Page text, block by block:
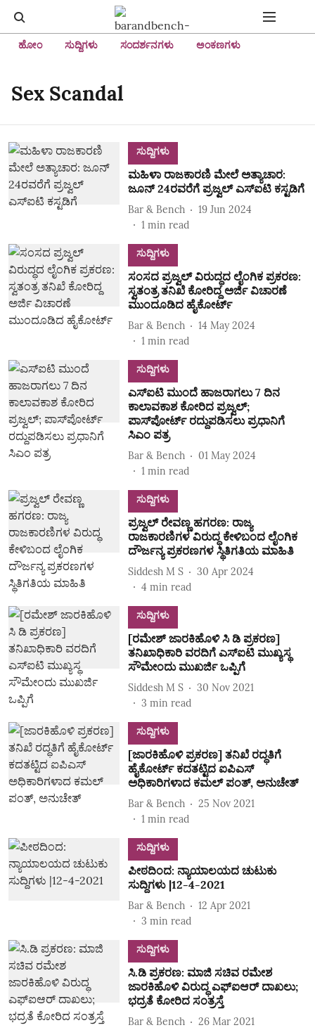
ಹೋಂ ಸುದ್ದಿಗಳು ಸಂದರ್ಶನಗಳು ಅಂಕಣಗಳು
Sex Scandal
ಸುದ್ದಿಗಳು
ಮಹಿಳಾ ರಾಜಕಾರಣಿ ಮೇಲೆ ಅತ್ಯಾಚಾರ:
ಜೂನ್‌ 24ರವರೆಗೆ ಪ್ರಜ್ವಲ್‌ ಎಸ್‌ಐಟಿ ಕಸ್ಟಡಿಗೆ
Bar & Bench
19 Jun 2024
1 min read
ಸುದ್ದಿಗಳು
ಸಂಸದ ಪ್ರಜ್ವಲ್‌ ವಿರುದ್ಧದ ಲೈಂಗಿಕ ಪ್ರಕರಣ:
ಸ್ವತಂತ್ರ ತನಿಖೆ ಕೋರಿದ್ದ ಅರ್ಜಿ ವಿಚಾರಣೆ
ಮುಂದೂಡಿದ ಹೈಕೋರ್ಟ್‌
Bar & Bench
14 May 2024
1 min read
ಸುದ್ದಿಗಳು
ಎಸ್‌ಐಟಿ ಮುಂದೆ ಹಾಜರಾಗಲು 7 ದಿನ
ಕಾಲಾವಕಾಶ ಕೋರಿದ ಪ್ರಜ್ವಲ್‌;
ಪಾಸ್‌ಪೋರ್ಟ್‌ ರದ್ದುಪಡಿಸಲು ಪ್ರಧಾನಿಗೆ
ಸಿಎಂ ಪತ್ರ
Bar & Bench
01 May 2024
1 min read
ಸುದ್ದಿಗಳು
ಪ್ರಜ್ವಲ್‌ ರೇವಣ್ಣ ಹಗರಣ: ರಾಜ್ಯ
ರಾಜಕಾರಣಿಗಳ ವಿರುದ್ಧ ಕೇಳಿಬಂದ ಲೈಂಗಿಕ
ದೌರ್ಜನ್ಯ ಪ್ರಕರಣಗಳ ಸ್ಥಿತಿಗತಿಯ ಮಾಹಿತಿ
Siddesh M S
30 Apr 2024
4 min read
ಸುದ್ದಿಗಳು
[ರಮೇಶ್ ಜಾರಕಿಹೊಳಿ ಸಿ ಡಿ ಪ್ರಕರಣ]
ತನಿಖಾಧಿಕಾರಿ ವರದಿಗೆ ಎಸ್‌ಐಟಿ ಮುಖ್ಯಸ್ಥ
ಸೌಮೇಂದು ಮುಖರ್ಜಿ ಒಪ್ಪಿಗೆ
Siddesh M S
30 Nov 2021
3 min read
ಸುದ್ದಿಗಳು
[ಜಾರಕಿಹೊಳಿ ಪ್ರಕರಣ] ತನಿಖೆ ರದ್ಧತಿಗೆ
ಹೈಕೋರ್ಟ್‌ ಕದತಟ್ಟಿದ ಐಪಿಎಸ್‌
ಅಧಿಕಾರಿಗಳಾದ ಕಮಲ್‌ ಪಂತ್‌, ಅನುಚೇತ್‌
Bar & Bench
25 Nov 2021
1 min read
ಸುದ್ದಿಗಳು
ಪೀಠದಿಂದ: ನ್ಯಾಯಾಲಯದ ಚುಟುಕು
ಸುದ್ದಿಗಳು |12-4-2021
Bar & Bench
12 Apr 2021
3 min read
ಸುದ್ದಿಗಳು
ಸಿ.ಡಿ ಪ್ರಕರಣ: ಮಾಜಿ ಸಚಿವ ರಮೇಶ
ಜಾರಕಿಹೊಳಿ ವಿರುದ್ಧ ಎಫ್‌ಐಆರ್‌ ದಾಖಲು;
ಭದ್ರತೆ ಕೋರಿದ ಸಂತ್ರಸ್ತೆ
Bar & Bench
26 Mar 2021